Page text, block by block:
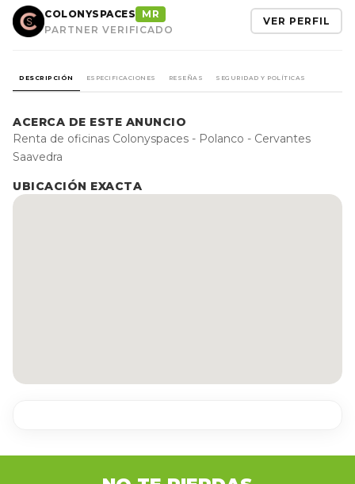
COLONYSPACES
MR
PARTNER VERIFICADO
VER PERFIL
DESCRIPCIÓN ESPECIFICACIONES RESEÑAS SEGURIDAD Y POLÍTICAS
ACERCA DE ESTE ANUNCIO
Renta de oficinas Colonyspaces - Polanco - Cervantes
Saavedra
UBICACIÓN EXACTA